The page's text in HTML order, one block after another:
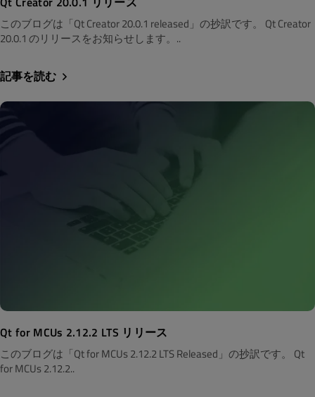
このブログは「Qt Creator 20.0.1 released」の抄訳です。 Qt Creator
20.0.1 のリリースをお知らせします。..
記事を読む
Qt for MCUs 2.12.2 LTS リリース
このブログは「Qt for MCUs 2.12.2 LTS Released」の抄訳です。 Qt
for MCUs 2.12.2..